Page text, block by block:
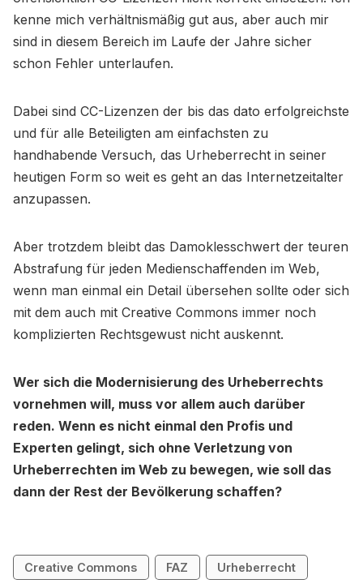
kenne mich verhältnismäßig gut aus, aber auch mir
sind in diesem Bereich im Laufe der Jahre sicher
schon Fehler unterlaufen.
Dabei sind CC-Lizenzen der bis das dato erfolgreichste
und für alle Beteiligten am einfachsten zu
handhabende Versuch, das Urheberrecht in seiner
heutigen Form so weit es geht an das Internetzeitalter
anzupassen.
Aber trotzdem bleibt das Damoklesschwert der teuren
Abstrafung für jeden Medienschaffenden im Web,
wenn man einmal ein Detail übersehen sollte oder sich
mit dem auch mit Creative Commons immer noch
komplizierten Rechtsgewust nicht auskennt.
Wer sich die Modernisierung des Urheberrechts
vornehmen will, muss vor allem auch darüber
reden. Wenn es nicht einmal den Profis und
Experten gelingt, sich ohne Verletzung von
Urheberrechten im Web zu bewegen, wie soll das
dann der Rest der Bevölkerung schaffen?
Creative Commons FAZ Urheberrecht